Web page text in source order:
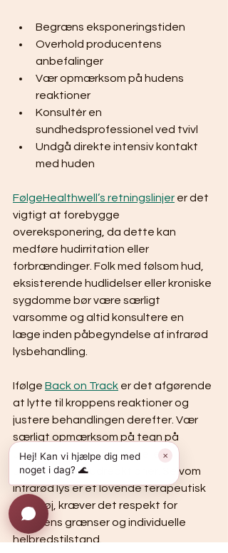
Begræns eksponeringstiden
Overhold producentens
anbefalinger
Vær opmærksom på hudens
reaktioner
Konsultér en
sundhedsprofessionel ved tvivl
Undgå direkte intensiv kontakt
med huden
FølgeHealthwell’s retningslinjer er det
vigtigt at forebygge
overeksponering, da dette kan
medføre hudirritation eller
forbrændinger. Folk med følsom hud,
eksisterende hudlidelser eller kroniske
sygdomme bør være særligt
varsomme og altid konsultere en
læge inden påbegyndelse af infrarød
lysbehandling.
Ifølge Back on Track er det afgørende
at lytte til kroppens reaktioner og
justere behandlingen derefter. Vær
særligt opmærksom på tegn på
ubehag, overophedning eller
usædvanlige hudreaktioner. Selvom
infrarød lys er et lovende terapeutisk
værktøj, kræver det respekt for
kroppens grænser og individuelle
helbredstilstand.
Hej! Kan vi hjælpe dig med
noget i dag? 🌊
✕